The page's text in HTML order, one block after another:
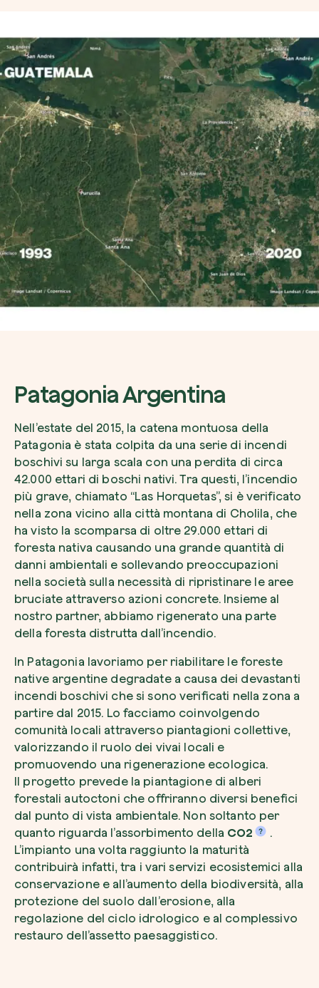
Patagonia Argentina
Nell’estate del 2015, la catena montuosa della
Patagonia è stata colpita da una serie di incendi
boschivi su larga scala con una perdita di circa
42.000 ettari di boschi nativi. Tra questi, l’incendio
più grave, chiamato “Las Horquetas”, si è verificato
nella zona vicino alla città montana di Cholila, che
ha visto la scomparsa di oltre 29.000 ettari di
foresta nativa causando una grande quantità di
danni ambientali e sollevando preoccupazioni
nella società sulla necessità di ripristinare le aree
bruciate attraverso azioni concrete. Insieme al
nostro partner, abbiamo rigenerato una parte
della foresta distrutta dall’incendio.
In Patagonia lavoriamo per riabilitare le foreste
native argentine degradate a causa dei devastanti
incendi boschivi che si sono verificati nella zona a
partire dal 2015. Lo facciamo coinvolgendo
comunità locali attraverso piantagioni collettive,
valorizzando il ruolo dei vivai locali e
promuovendo una rigenerazione ecologica.
ll progetto prevede la piantagione di alberi
forestali autoctoni che offriranno diversi benefici
dal punto di vista ambientale. Non soltanto per
quanto riguarda l’assorbimento della CO2
.
L’impianto una volta raggiunto la maturità
contribuirà infatti, tra i vari servizi ecosistemici alla
conservazione e all’aumento della biodiversità, alla
protezione del suolo dall’erosione, alla
regolazione del ciclo idrologico e al complessivo
restauro dell’assetto paesaggistico.
Riscatta un albero
Inserisci il tuo codice per riscattare un
Usa il codice